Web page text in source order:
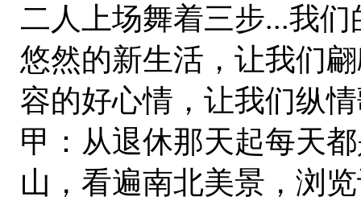
二人上场舞着三步...我
悠然的新生活，让我们
容的好心情，让我们纵
甲：从退休那天起每天
山，看遍南北美景，浏